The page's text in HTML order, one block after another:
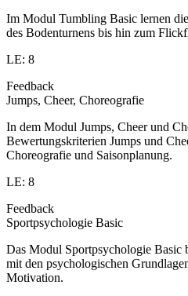
Im Modul Tumbling Basic lernen
des Bodenturnens bis hin zum
LE: 8
Feedback
Jumps, Cheer, Choreografie
In dem Modul Jumps, Cheer und
Bewertungskriterien Jumps und
Choreografie und Saisonplanung.
LE: 8
Feedback
Sportpsychologie Basic
Das Modul Sportpsychologie Basic
mit den psychologischen
Motivation.